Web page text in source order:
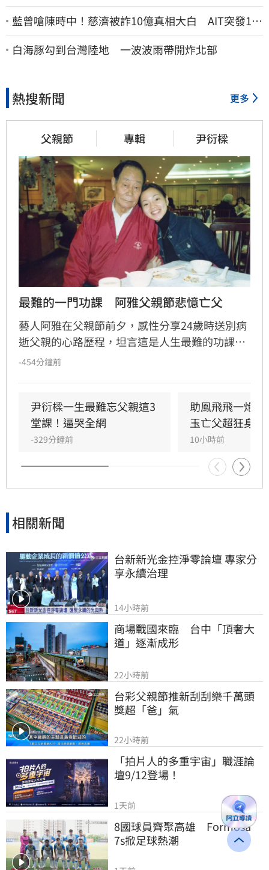
藍曾嗆陳時中！慈濟被詐10億真相大白 AIT突發1文
酸爆…他笑：真的很會
白海豚勾到台灣陸地 一波波雨帶開炸北部
熱搜新聞 更多
父親節 專輯 尹衍樑
最難的一門功課　阿雅父親節悲憶亡父
藝人阿雅在父親節前夕，感性分享24歲時送別病
逝父親的心路歷程，坦言這是人生最難的功課。
她回憶當時強忍悲傷，在父親耳邊承諾會照顧好
握與家人相處的每一刻，別讓遺憾留到最後。這
段真摯告白引發眾多網友共鳴，紛紛留言表達對
家人的愛與感恩，提醒大家及時行孝，讓愛不再
-454分鐘前
尹衍樑一生最難忘父親這3
堂課！逼哭全網
-329分鐘前
助鳳飛飛一炮
玉亡父超狂身分
10小時前
相關新聞
台新新光金控淨零論壇 專家分
享永續治理
14小時前
商場戰國來臨　台中「頂奢大
道」逐漸成形
22小時前
台彩父親節推新刮刮樂千萬頭
獎超「爸」氣
22小時前
「拍片人的多重宇宙」職涯論
壇9/12登場！
1天前
8國球員齊聚高雄　Formosa
7s掀足球熱潮